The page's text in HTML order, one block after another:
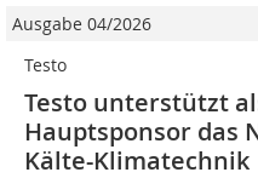
Ausgabe 04/2026
Testo
Testo unterstützt
Hauptsponsor das
Kälte-Klimatechnik